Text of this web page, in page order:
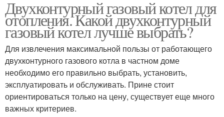
Двухконтурный газовый котел для
отопления. Какой двухконтурный
газовый котел лучше выбрать?
Для извлечения максимальной пользы от работающего
двухконтурного газового котла в частном доме
необходимо его правильно выбрать, установить,
эксплуатировать и обслуживать. Прине стоит
ориентироваться только на цену, существует еще много
важных критериев.